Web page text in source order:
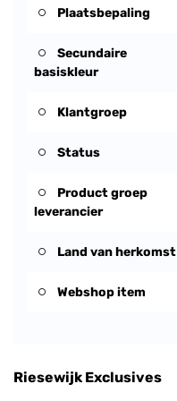
Plaatsbepaling
Secundaire
basiskleur
Klantgroep
Status
Product groep
leverancier
Land van herkomst
Webshop item
Riesewijk Exclusives